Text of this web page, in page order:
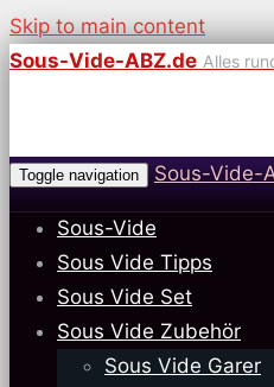
Skip to main content
Sous-Vide-ABZ.de Alles
Toggle navigation Sous-Vide-
Sous-Vide
Sous Vide Tipps
Sous Vide Set
Sous Vide Zubehör
Sous Vide Garer